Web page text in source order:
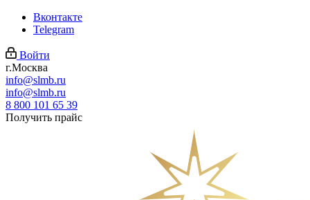
Вконтакте
Telegram
Войти
г.Москва
info@slmb.ru
info@slmb.ru
8 800 101 65 39
Получить прайс